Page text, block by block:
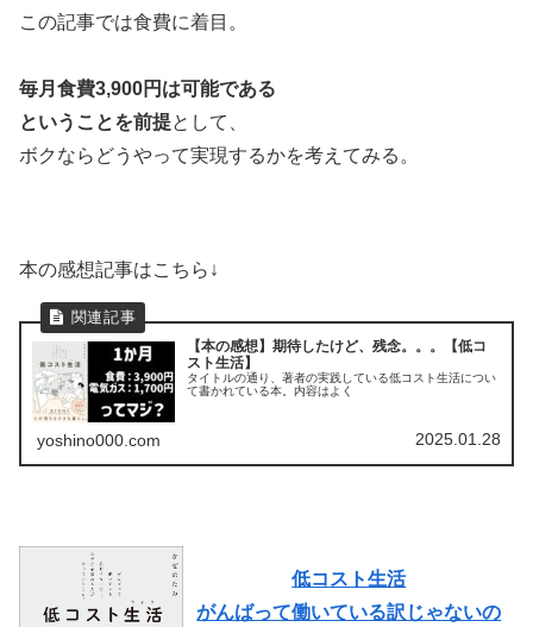
この記事では食費に着目。
毎月食費3,900円は可能である
ということを前提として、
ボクならどうやって実現するかを考えてみる。
本の感想記事はこちら↓
【本の感想】期待したけど、残念。。。【低コ
スト生活】
タイトルの通り、著者の実践している低コスト生活につい
て書かれている本。内容はよく
yoshino000.com 2025.01.28
低コスト生活
がんばって働いている訳じゃないの